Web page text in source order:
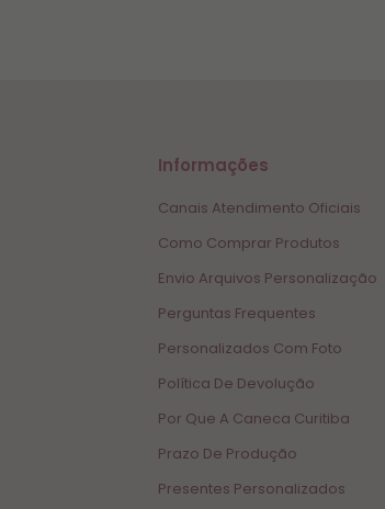
Informações
Canais Atendimento Oficiais
Como Comprar Produtos
Envio Arquivos Personalização
Perguntas Frequentes
Personalizados Com Foto
Política De Devolução
Por Que A Caneca Curitiba
Prazo De Produção
Presentes Personalizados